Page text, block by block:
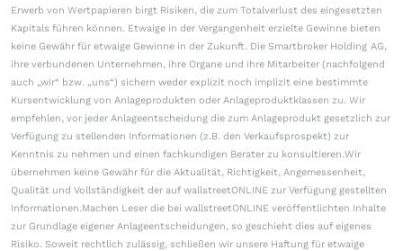
Erwerb von Wertpapieren birgt Risiken, die zum Totalverlust des eingesetzten
Kapitals führen können. Etwaige in der Vergangenheit erzielte Gewinne bieten
keine Gewähr für etwaige Gewinne in der Zukunft. Die Smartbroker Holding AG,
ihre verbundenen Unternehmen, ihre Organe und ihre Mitarbeiter (nachfolgend
auch „wir“ bzw. „uns“) sichern weder explizit noch implizit eine bestimmte
Kursentwicklung von Anlageprodukten oder Anlageproduktklassen zu. Wir
empfehlen, vor jeder Anlageentscheidung die zum Anlageprodukt gesetzlich zur
Verfügung zu stellenden Informationen (z.B. den Verkaufsprospekt) zur
Kenntnis zu nehmen und einen fachkundigen Berater zu konsultieren.Wir
übernehmen keine Gewähr für die Aktualität, Richtigkeit, Angemessenheit,
Qualität und Vollständigkeit der auf wallstreetONLINE zur Verfügung gestellten
Informationen.Machen Leser die bei wallstreetONLINE veröffentlichten Inhalte
zur Grundlage eigener Anlageentscheidungen, so geschieht dies auf eigenes
Risiko. Soweit rechtlich zulässig, schließen wir unsere Haftung für etwaige